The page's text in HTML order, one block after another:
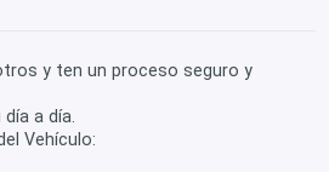
y ten un proceso seguro y
a día.
Vehículo: